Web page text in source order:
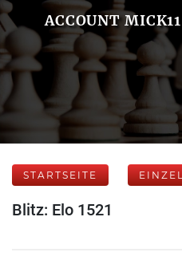
ACCOUNT MICK11
STARTSEITE
Blitz: Elo 1521